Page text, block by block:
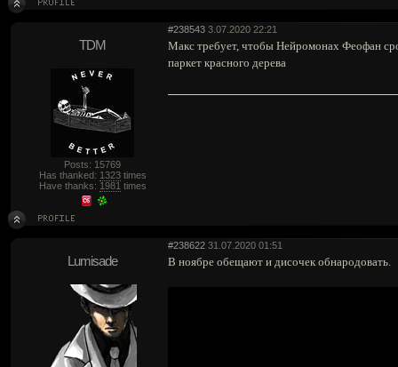
#238543 3.07.2020 22:21
TDM
Posts: 15769
Has thanked: 1323times
Have thanks: 1981 times
Макс требует, чтобы Нейромонах Феофан
паркет красного дерева
#238622 31.07.2020 01:51
Lumisade В ноябре обещают и дисочек обнародовать.